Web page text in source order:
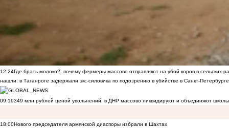
12:24Где брать молоко?: почему фермеры массово отправляют на убой коров в сельских
нашли: в Таганроге задержали экс-силовика по подозрению в убийстве в Санкт-Петербурге
09:19349 млн рублей ценой увольнений: в ДНР массово ликвидируют и объединяют
18:00Нового председателя армянской диаспоры избрали в Шахтах